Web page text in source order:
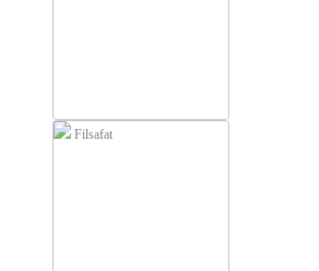
Filsafat